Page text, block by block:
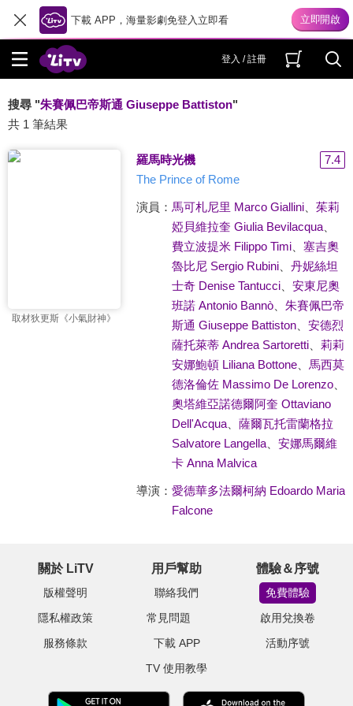
下載 APP，海量影劇免登入立即看
登入 / 註冊
搜尋 "朱賽佩巴帝斯通 Giuseppe Battiston"
共 1 筆結果
取材狄更斯《小氣財神》
羅馬時光機
7.4
The Prince of Rome
演員： 馬可札尼里 Marco Giallini、 茱莉
婭貝維拉奎 Giulia Bevilacqua、
費立波提米 Filippo Timi、 塞吉奧
魯比尼 Sergio Rubini、 丹妮絲坦
士奇 Denise Tantucci、 安東尼奧
班諾 Antonio Bannò、 朱賽佩巴帝
斯通 Giuseppe Battiston、 安德烈
薩托萊蒂 Andrea Sartoretti、 莉莉
安娜鮑頓 Liliana Bottone、 馬西莫
德洛倫佐 Massimo De Lorenzo、
奧塔維亞諾德爾阿奎 Ottaviano
Dell'Acqua、 薩爾瓦托雷蘭格拉
Salvatore Langella、 安娜馬爾維
卡 Anna Malvica
導演： 愛德華多法爾柯納 Edoardo Maria
Falcone
關於 LiTV
版權聲明
隱私權政策
服務條款
用戶幫助
聯絡我們
常見問題
下載 APP
TV 使用教學
體驗＆序號
免費體驗
啟用兌換卷
活動序號